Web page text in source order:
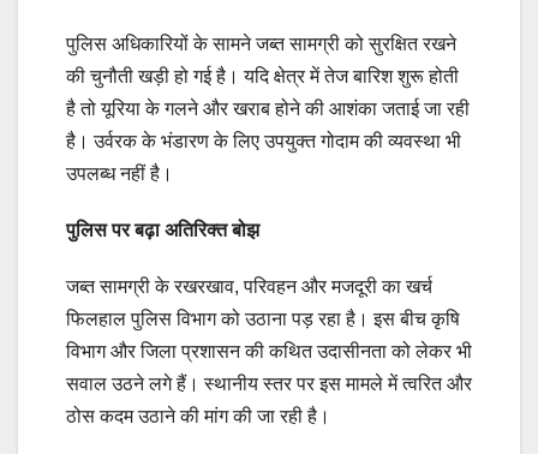
पुलिस अधिकारियों के सामने जब्त सामग्री को सुरक्षित रखने
की चुनौती खड़ी हो गई है। यदि क्षेत्र में तेज बारिश शुरू होती
है तो यूरिया के गलने और खराब होने की आशंका जताई जा रही
है। उर्वरक के भंडारण के लिए उपयुक्त गोदाम की व्यवस्था भी
उपलब्ध नहीं है।
पुलिस पर बढ़ा अतिरिक्त बोझ
जब्त सामग्री के रखरखाव, परिवहन और मजदूरी का खर्च
फिलहाल पुलिस विभाग को उठाना पड़ रहा है। इस बीच कृषि
विभाग और जिला प्रशासन की कथित उदासीनता को लेकर भी
सवाल उठने लगे हैं। स्थानीय स्तर पर इस मामले में त्वरित और
ठोस कदम उठाने की मांग की जा रही है।